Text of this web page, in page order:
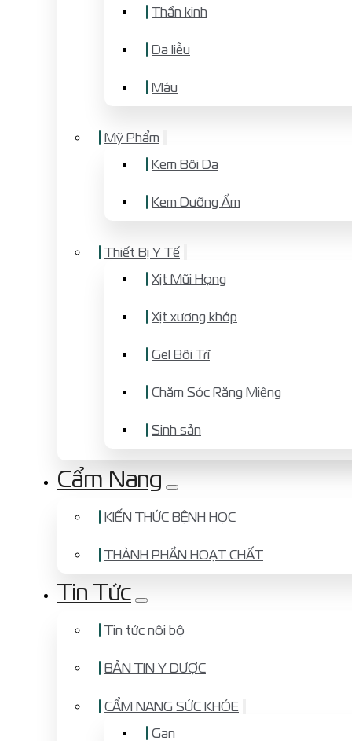
Thần kinh
Da liễu
Máu
Mỹ Phẩm
Kem Bôi Da
Kem Dưỡng Ẩm
Thiết Bị Y Tế
Xịt Mũi Họng
Xịt xương khớp
Gel Bôi Trĩ
Chăm Sóc Răng Miệng
Sinh sản
Cẩm Nang
KIẾN THỨC BỆNH HỌC
THÀNH PHẦN HOẠT CHẤT
Tin Tức
Tin tức nội bộ
BẢN TIN Y DƯỢC
CẨM NANG SỨC KHỎE
Gan